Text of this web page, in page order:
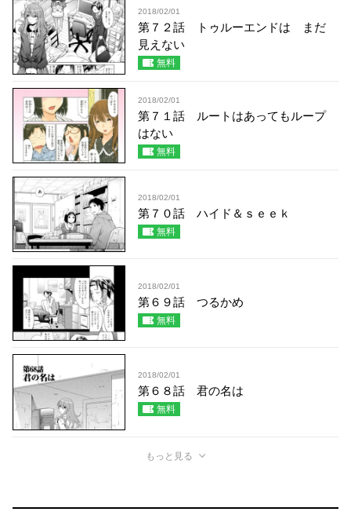
2018/02/01
第７２話 トゥルーエンドは まだ
見えない
無料
2018/02/01
第７１話 ルートはあってもループ
はない
無料
2018/02/01
第７０話 ハイド＆ｓｅｅｋ
無料
2018/02/01
第６９話 つるかめ
無料
2018/02/01
第６８話 君の名は
無料
もっと見る